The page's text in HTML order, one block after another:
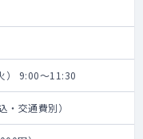
） 9:00～11:30
交通費別）